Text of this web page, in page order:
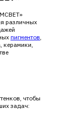
различных
пигментов
керамики,
чтобы
задач: